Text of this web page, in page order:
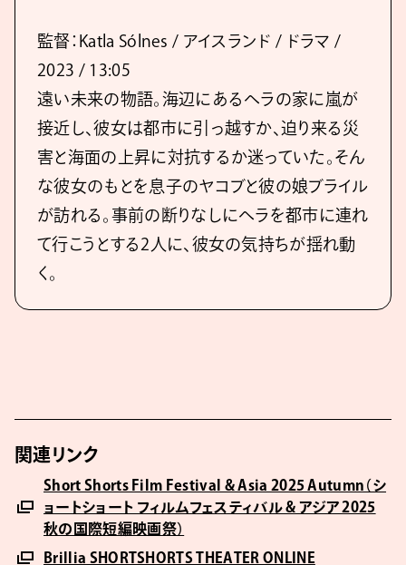
監督：Katla Sólnes / アイスランド / ドラマ /
2023 / 13:05
遠い未来の物語。海辺にあるヘラの家に嵐が
接近し、彼女は都市に引っ越すか、迫り来る災
害と海面の上昇に対抗するか迷っていた。そん
な彼女のもとを息子のヤコブと彼の娘ブライル
が訪れる。事前の断りなしにヘラを都市に連れ
て行こうとする2人に、彼女の気持ちが揺れ動
く。
関連リンク
Short Shorts Film Festival & Asia 2025 Autumn（シ
ョートショート フィルムフェスティバル & アジア 2025
秋の国際短編映画祭）
Brillia SHORTSHORTS THEATER ONLINE